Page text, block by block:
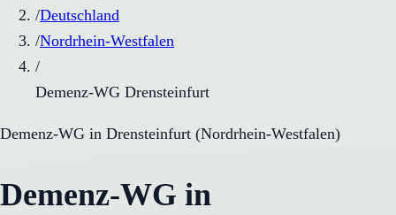
/Deutschland
/Nordrhein-Westfalen
/
Demenz-WG Drensteinfurt
Demenz-WG in Drensteinfurt (Nordrhein-Westfalen)
Demenz-WG in